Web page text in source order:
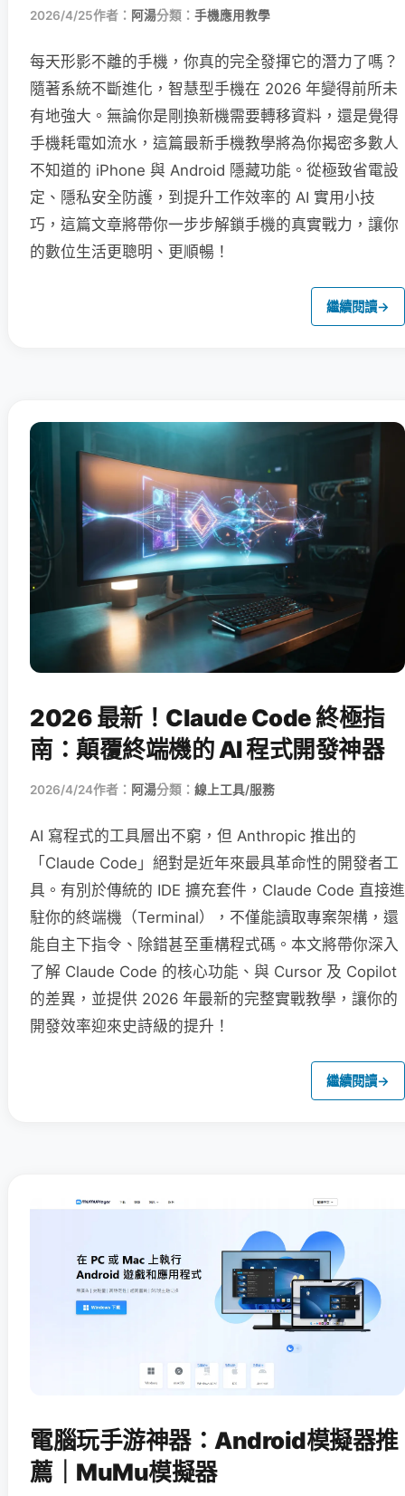
2026/4/25作者： 阿湯分類： 手機應用教學
每天形影不離的手機，你真的完全發揮它的潛力了嗎？
隨著系統不斷進化，智慧型手機在 2026 年變得前所未
有地強大。無論你是剛換新機需要轉移資料，還是覺得
手機耗電如流水，這篇最新手機教學將為你揭密多數人
不知道的 iPhone 與 Android 隱藏功能。從極致省電設
定、隱私安全防護，到提升工作效率的 AI 實用小技
巧，這篇文章將帶你一步步解鎖手機的真實戰力，讓你
的數位生活更聰明、更順暢！
繼續閱讀→
2026 最新！Claude Code 終極指
南：顛覆終端機的 AI 程式開發神器
2026/4/24作者： 阿湯分類： 線上工具/服務
AI 寫程式的工具層出不窮，但 Anthropic 推出的
「Claude Code」絕對是近年來最具革命性的開發者工
具。有別於傳統的 IDE 擴充套件，Claude Code 直接進
駐你的終端機（Terminal），不僅能讀取專案架構，還
能自主下指令、除錯甚至重構程式碼。本文將帶你深入
了解 Claude Code 的核心功能、與 Cursor 及 Copilot
的差異，並提供 2026 年最新的完整實戰教學，讓你的
開發效率迎來史詩級的提升！
繼續閱讀→
電腦玩手游神器：Android模擬器推
薦｜MuMu模擬器